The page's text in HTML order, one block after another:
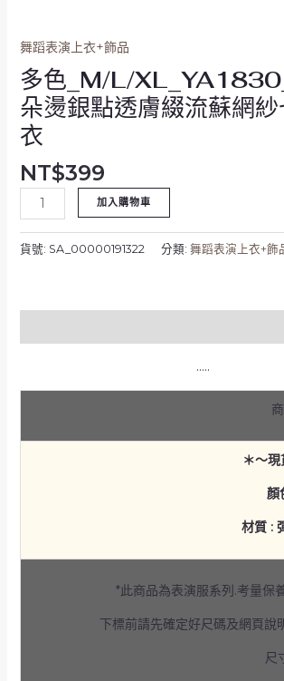
舞蹈表演上衣+飾品
多色_M/L/
朵燙銀點透膚綴流蘇網
衣
NT$399
網
七
分
袖
上
衣
數
加入購物車
貨號: SA_00000191322 分類: 舞蹈表演上衣+飾
…..
＊～
顏
材質 :
*此商品為表演服系列.考量保
下標前請先確定好尺碼及網頁說
尺